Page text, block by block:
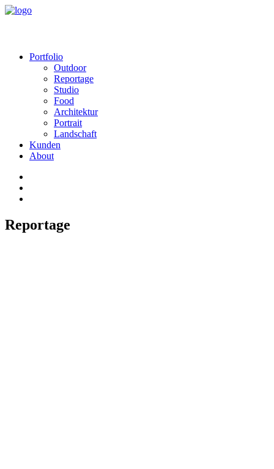
Portfolio
Outdoor
Reportage
Studio
Food
Architektur
Portrait
Landschaft
Kunden
About
Reportage